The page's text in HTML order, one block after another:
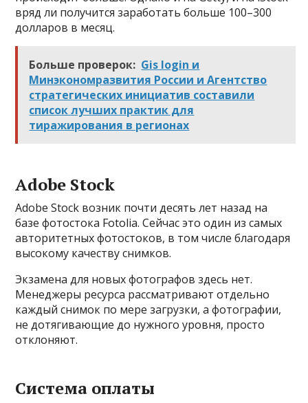
вряд ли получится заработать больше 100–300
долларов в месяц.
Больше проверок: Gis login и
Минэкономразвития России и Агентство
стратегических инициатив составили
список лучших практик для
тиражирования в регионах
Adobe Stock
Adobe Stock возник почти десять лет назад на
базе фотостока Fotolia. Сейчас это один из самых
авторитетных фотостоков, в том числе благодаря
высокому качеству снимков.
Экзамена для новых фотографов здесь нет.
Менеджеры ресурса рассматривают отдельно
каждый снимок по мере загрузки, а фотографии,
не дотягивающие до нужного уровня, просто
отклоняют.
Система оплаты